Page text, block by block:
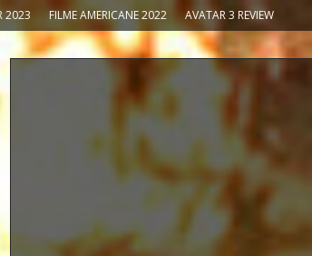
2023 FILME AMERICANE 2022 AVATAR 3 REVIEW